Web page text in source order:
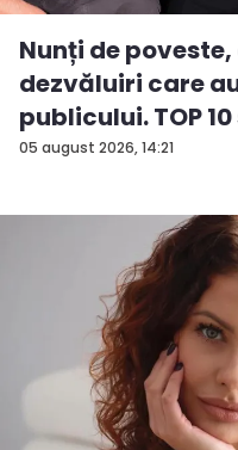
05 august 2026, 14:21
Nunți de
dezvăluiri care
publicului. TOP